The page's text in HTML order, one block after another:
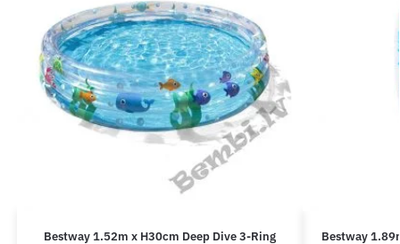
Bestway 1.52m x H30cm Deep Dive 3-Ring
Bestway